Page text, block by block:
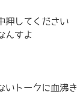
してください
んすよ
トークに血沸